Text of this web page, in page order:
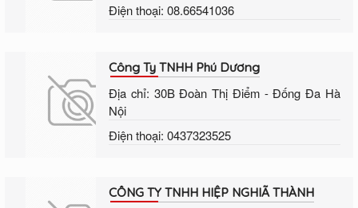
Điện thoại: 08.66541036
Công Ty TNHH Phú Dương
Địa chỉ: 30B Đoàn Thị Điểm - Đống Đa Hà
Nội
Điện thoại: 0437323525
CÔNG TY TNHH HIỆP NGHIÃ THÀNH